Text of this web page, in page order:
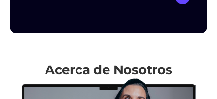
Acerca de Nosotros